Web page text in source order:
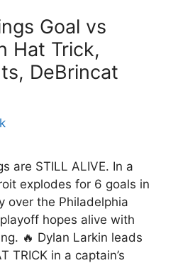
Goal vs
Hat Trick,
DeBrincat
are STILL ALIVE. In a
explodes for 6 goals in
over the Philadelphia
hopes alive with
🔥 Dylan Larkin leads
TRICK in a captain’s